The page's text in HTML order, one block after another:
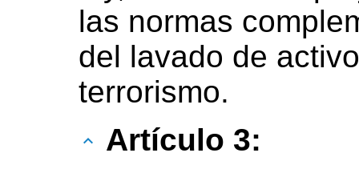
las normas
del lavado de
terrorismo.
Artículo 3: